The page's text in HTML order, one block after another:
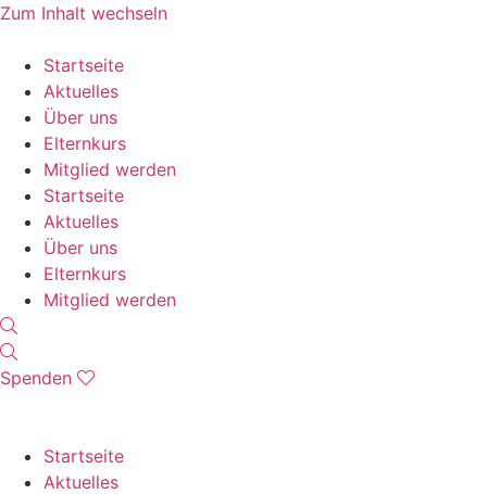
Zum Inhalt wechseln
Startseite
Aktuelles
Über uns
Elternkurs
Mitglied werden
Startseite
Aktuelles
Über uns
Elternkurs
Mitglied werden
Spenden
Startseite
Aktuelles